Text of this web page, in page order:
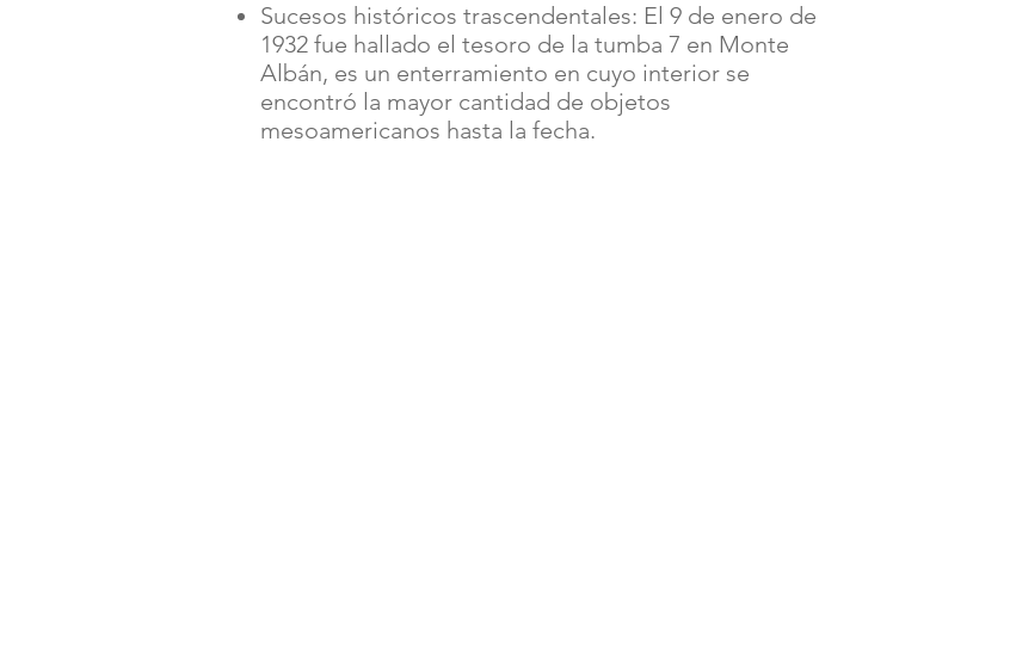
Sucesos históricos trascendentales: El 9 de enero de
1932 fue hallado el tesoro de la tumba 7 en Monte
Albán, es un enterramiento en cuyo interior se
encontró la mayor cantidad de objetos
mesoamericanos hasta la fecha.